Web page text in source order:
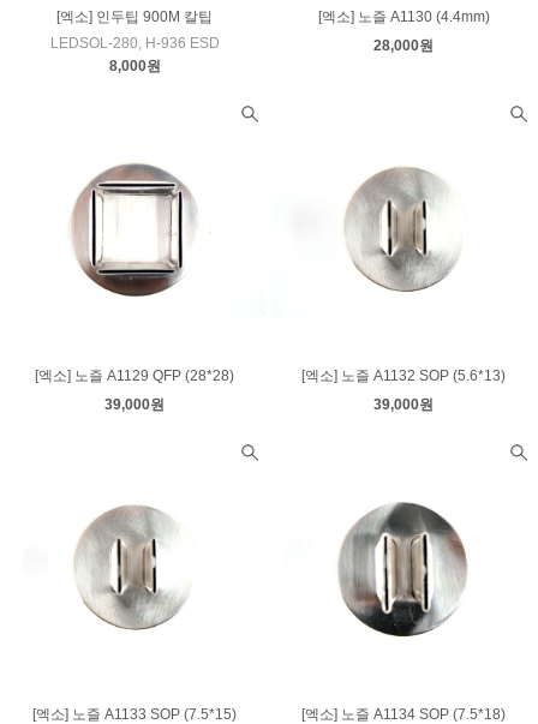
[엑소] 인두팁 900M 칼팁
LEDSOL-280, H-936 ESD
8,000원
[엑소] 노즐 A1130 (4.4mm)
28,000원
[엑소] 노즐 A1129 QFP (28*28)
39,000원
[엑소] 노즐 A1132 SOP (5.6*13)
39,000원
[엑소] 노즐 A1133 SOP (7.5*15)
[엑소] 노즐 A1134 SOP (7.5*18)